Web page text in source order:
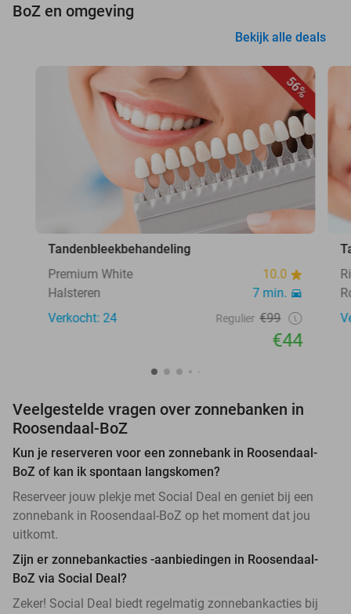
BoZ en omgeving
Bekijk alle deals
56%
Tandenbleekbehandeling
Premium White
10.0
Halsteren
7 min.
Verkocht: 24
Regulier €99
€44
Veelgestelde vragen over zonnebanken in
Roosendaal-BoZ
Kun je reserveren voor een zonnebank in Roosendaal-
BoZ of kan ik spontaan langskomen?
Reserveer jouw plekje met Social Deal en geniet bij een
zonnebank in Roosendaal-BoZ op het moment dat jou
uitkomt.
Zijn er zonnebankacties -aanbiedingen in Roosendaal-
BoZ via Social Deal?
Zeker! Social Deal biedt regelmatig zonnebankacties bij